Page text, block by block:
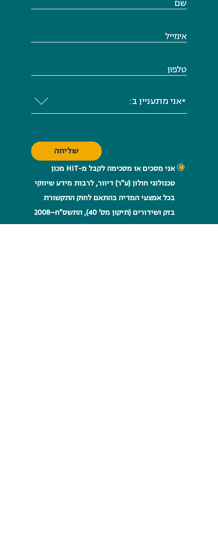
שם
אימייל
טלפון
*אני מתעניין ב:
אני מסכים או מסכימה לקבל מ-HIT ​​​​​​​מכון
טכנולוגי חולון (ע"ר) דיוור, לרבות מידע שיווקי
בכל אמצעי המדיה בהתאם לחוק התקשורת
בזק ושידורים (תיקון מס’ 40), התשס"ח–2008
×